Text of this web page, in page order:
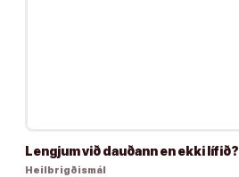
Lengjum við dauðann en ekki lífið?
Heilbrigðismál